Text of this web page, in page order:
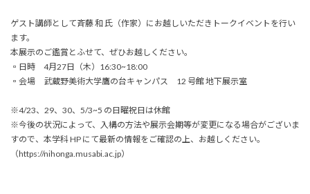
ゲスト講師として斉藤 和 氏（作家）にお越しいただきトークイベントを行い
ます。
本展示のご鑑賞とふせて、ぜひお越しください。
▫️日時 4月27日（木）16:30~18:00
▫️会場 武蔵野美術大学鷹の台キャンパス 12 号館 地下展示室
※4/23、29、30、5/3~5 の日曜祝日は休館
※今後の状況によって、入構の方法や展示会期等が変更になる場合がございま
すので、本学科 HP にて最新の情報をご確認の上、お越しください。
（https://nihonga.musabi.ac.jp）